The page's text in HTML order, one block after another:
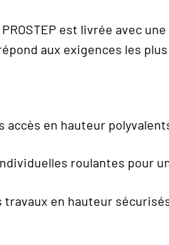
est livrée avec
aux exigences les
accès en hauteur
roulantes pour
en hauteur